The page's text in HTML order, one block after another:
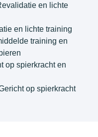
en lichte
en lichte training
training en
op spierkracht en
op spierkracht